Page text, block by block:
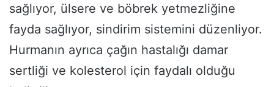
sağlıyor, ülsere ve böbrek yetmezliğine
fayda sağlıyor, sindirim sistemini düzenliyor.
Hurmanın ayrıca çağın hastalığı damar
sertliği ve kolesterol için faydalı olduğu